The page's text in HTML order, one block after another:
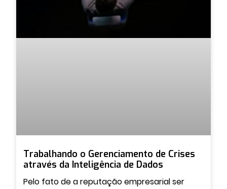
Trabalhando o Gerenciamento de Crises
através da Inteligência de Dados
Pelo fato de a reputação empresarial ser